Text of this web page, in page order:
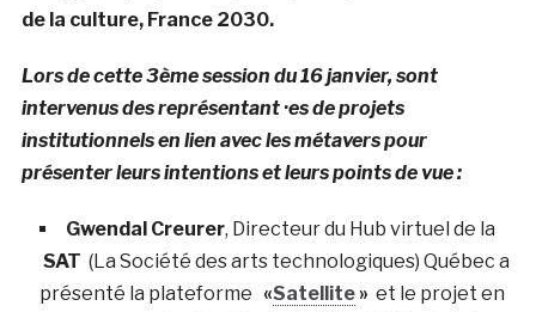
de la culture, France 2030.
Lors de cette 3ème session du 16 janvier, sont
intervenus des représentant ·es de projets
institutionnels en lien avec les métavers pour
présenter leurs intentions et leurs points de vue :
Gwendal Creurer, Directeur du Hub virtuel de la
SAT (La Société des arts technologiques) Québec a
présenté la plateforme «Satellite» et le projet en